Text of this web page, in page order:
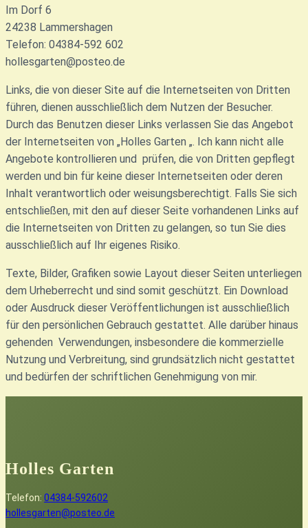
Im Dorf 6
24238 Lammershagen
Telefon: 04384-592 602
hollesgarten@posteo.de
Links, die von dieser Site auf die Internetseiten von Dritten
führen, dienen ausschließlich dem Nutzen der Besucher.
Durch das Benutzen dieser Links verlassen Sie das Angebot
der Internetseiten von „Holles Garten „. Ich kann nicht alle
Angebote kontrollieren und prüfen, die von Dritten gepflegt
werden und bin für keine dieser Internetseiten oder deren
Inhalt verantwortlich oder weisungsberechtigt. Falls Sie sich
entschließen, mit den auf dieser Seite vorhandenen Links auf
die Internetseiten von Dritten zu gelangen, so tun Sie dies
ausschließlich auf Ihr eigenes Risiko.
Texte, Bilder, Grafiken sowie Layout dieser Seiten unterliegen
dem Urheberrecht und sind somit geschützt. Ein Download
oder Ausdruck dieser Veröffentlichungen ist ausschließlich
für den persönlichen Gebrauch gestattet. Alle darüber hinaus
gehenden Verwendungen, insbesondere die kommerzielle
Nutzung und Verbreitung, sind grundsätzlich nicht gestattet
und bedürfen der schriftlichen Genehmigung von mir.
Holles Garten
Telefon: 04384-592602
hollesgarten@posteo.de